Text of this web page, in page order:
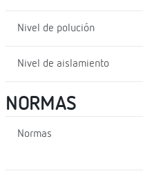
Nivel de polución
Nivel de aislamiento
NORMAS
Normas